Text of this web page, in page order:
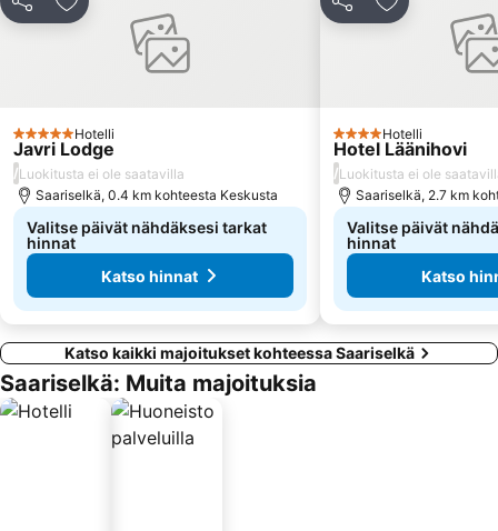
Jaa Lisää suosikkeihin
5 Tähtiluokitus
Hotelli
Javri Lodge
/Luokitusta ei ole saatavilla
Saariselkä, 0.4 km kohteesta Keskusta
Valitse päivät nähdäksesi tarkat
hinnat
Katso hinnat
Jaa Lisää
4 Tähtiluokitus
Hotelli
Hotel Läänihovi
/Luokitusta ei ole
Saariselkä, 2.7 km
Valitse päivät
hinnat
Katso
Katso kaikki majoitukset kohteessa Saariselkä
Saariselkä: Muita majoituksia